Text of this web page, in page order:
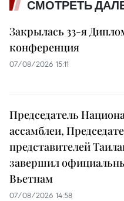
СМОТРЕТЬ
Закрылась 33-я
конференция
07/08/2026 15:11
Председатель
ассамблеи,
представителей
завершил
Вьетнам
07/08/2026 14:58